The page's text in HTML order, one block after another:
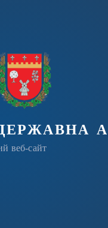
веб-сайт